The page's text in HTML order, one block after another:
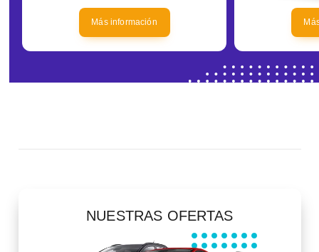
Más información
NUESTRAS OFERTAS